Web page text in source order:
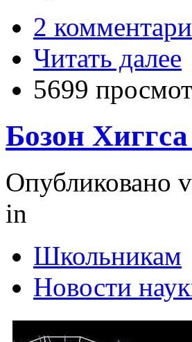
2
Читать далее
5699
Бозон
Опубликовано
in
Школьникам
Новости